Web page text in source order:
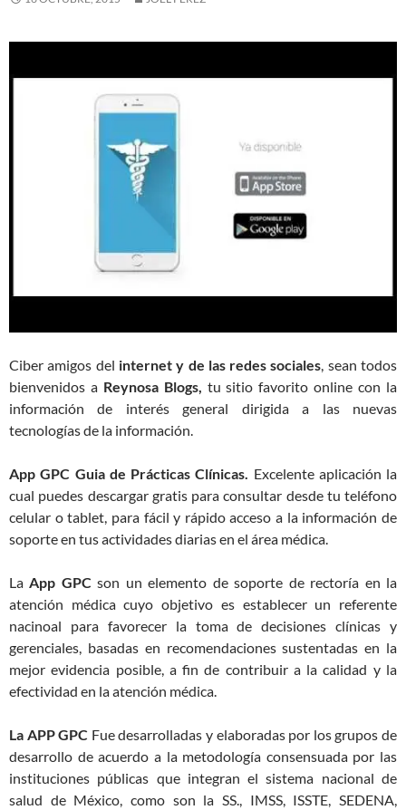
Ciber amigos del internet y de las redes sociales, sean todos
bienvenidos a Reynosa Blogs, tu sitio favorito online con la
información de interés general dirigida a las nuevas
tecnologías de la información.
App GPC Guia de Prácticas Clínicas. Excelente aplicación la
cual puedes descargar gratis para consultar desde tu teléfono
celular o tablet, para fácil y rápido acceso a la información de
soporte en tus actividades diarias en el área médica.
LaApp GPCson un elemento de soporte de rectoría en la
atención médica cuyo objetivo es establecer un referente
nacinoal para favorecer la toma de decisiones clínicas y
gerenciales, basadas en recomendaciones sustentadas en la
mejor evidencia posible, a fin de contribuir a la calidad y la
efectividad en la atención médica.
La APP GPC Fue desarrolladas y elaboradas por los grupos de
desarrollo de acuerdo a la metodología consensuada por las
instituciones públicas que integran el sistema nacional de
salud de México, como son la SS., IMSS, ISSTE, SEDENA,